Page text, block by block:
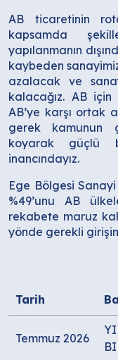
AB ticaretinin
kapsamda
yapılanmanın
kaybeden
azalacak ve
kalacağız. AB için
AB’ye karşı ortak
gerek kamunun
koyarak güçlü
inancındayız.
Ege Bölgesi
%49’unu AB
rekabete maruz
yönde gerekli
Tarih
Temmuz 2026